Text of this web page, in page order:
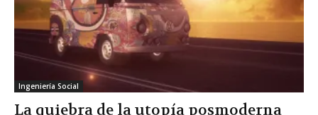
Ingeniería Social
La quiebra de la utopía posmoderna